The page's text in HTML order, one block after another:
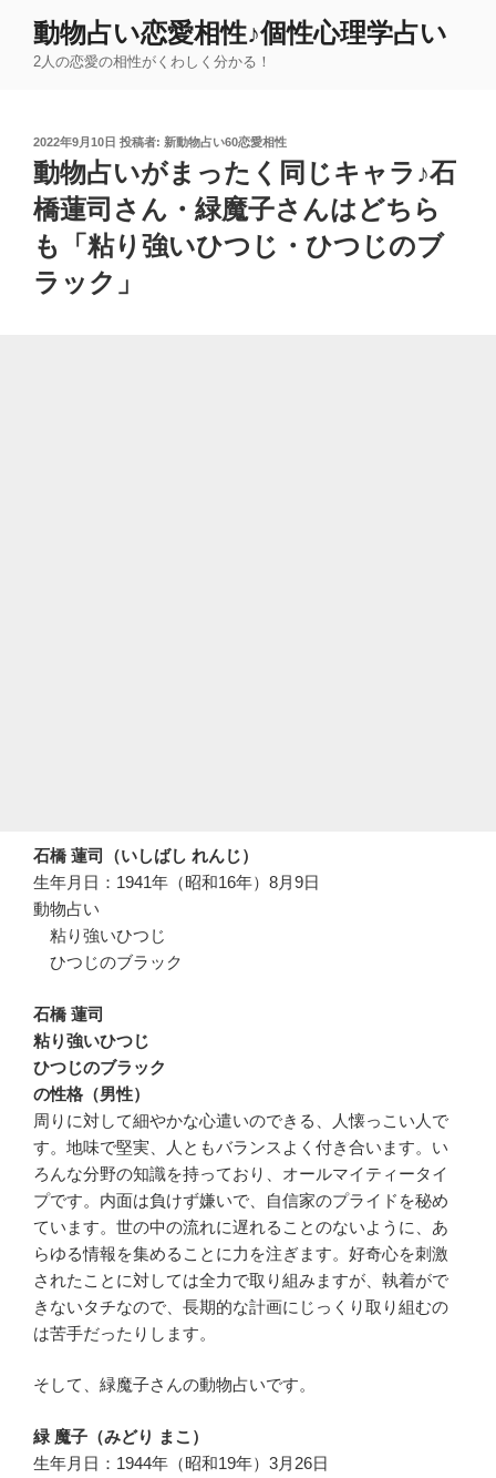
動物占い恋愛相性♪個性心理学占い
2人の恋愛の相性がくわしく分かる！
投
稿
日:
2022年9月10日 投稿者: 新動物占い60恋愛相性
動物占いがまったく同じキャラ♪石
橋蓮司さん・緑魔子さんはどちら
も「粘り強いひつじ・ひつじのブ
ラック」
石橋 蓮司（いしばし れんじ）
生年月日：1941年（昭和16年）8月9日
動物占い
粘り強いひつじ
ひつじのブラック
石橋 蓮司
粘り強いひつじ
ひつじのブラック
の性格（男性）
周りに対して細やかな心遣いのできる、人懐っこい人で
す。地味で堅実、人ともバランスよく付き合います。い
ろんな分野の知識を持っており、オールマイティータイ
プです。内面は負けず嫌いで、自信家のプライドを秘め
ています。世の中の流れに遅れることのないように、あ
らゆる情報を集めることに力を注ぎます。好奇心を刺激
されたことに対しては全力で取り組みますが、執着がで
きないタチなので、長期的な計画にじっくり取り組むの
は苦手だったりします。
そして、緑魔子さんの動物占いです。
緑 魔子（みどり まこ）
生年月日：1944年（昭和19年）3月26日